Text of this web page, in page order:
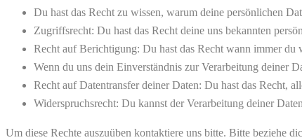
Du hast das Recht zu wissen, warum deine persönlichen
Zugriffsrecht: Du hast das Recht deine uns bekannten
Recht auf Berichtigung: Du hast das Recht wann immer
Wenn du uns dein Einverständnis zur Verarbeitung deiner
Recht auf Datentransfer deiner Daten: Du hast das Recht,
Widerspruchsrecht: Du kannst der Verarbeitung deiner
Um diese Rechte auszuüben kontaktiere uns bitte. Bitte beziehe